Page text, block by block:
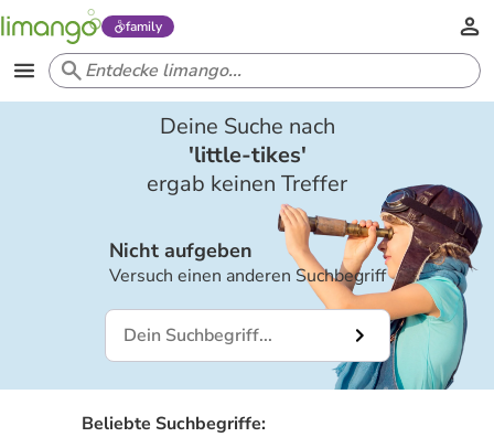
family
Deine Suche nach
'little-tikes'
ergab keinen Treffer
Nicht aufgeben
Versuch einen anderen Suchbegriff
Beliebte Suchbegriffe: